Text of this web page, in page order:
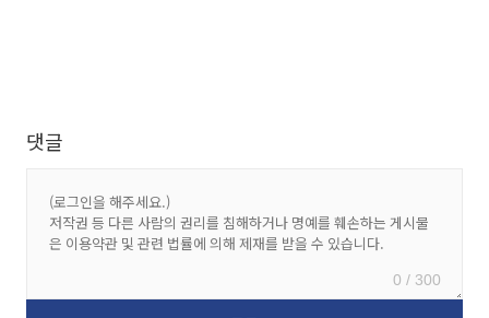
댓글
0 / 300